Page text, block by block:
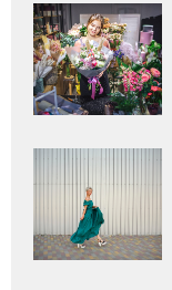
Adaugă
aici textul
pentru
subtitlu
Adaugă
aici textul
pentru
subtitlu